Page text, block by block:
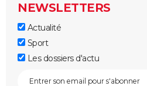
NEWSLETTERS
Actualité
Sport
Les dossiers d'actu